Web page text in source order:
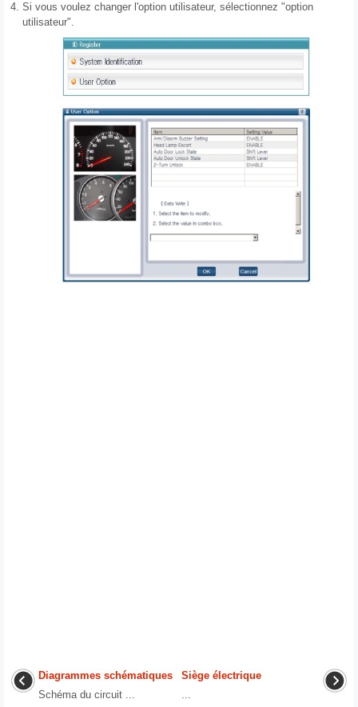
4. Si vous voulez changer l'option utilisateur, sélectionnez "option
utilisateur".
Diagrammes schématiques
Schéma du circuit ...
Siège électrique
...